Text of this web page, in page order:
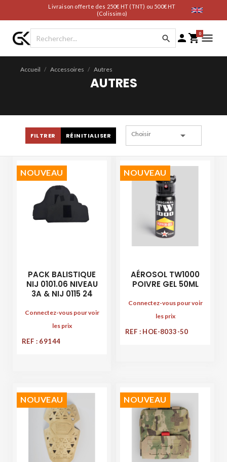
Livraison offerte des 250€ HT (TNT) ou 500€ HT
(Colissimo)
  0
Accueil Accessoires Autres
AUTRES
FILTRER RÉINITIALISER Choisir 
PACK BALISTIQUE
NIJ 0101.06 NIVEAU
3A & NIJ 0115 24
Connectez-vous pour voir
les prix
REF : 69144
NOUVEAU
AÉROSOL TW1000
POIVRE GEL 50ML
Connectez-vous pour voir
les prix
REF : HOE-8033-50
NOUVEAU
NOUVEAU NOUVEAU